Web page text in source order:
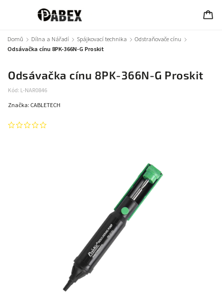
Domů / Dílna a Nářadí / Spájkovací technika / Odstraňovače cínu /
Odsávačka cínu 8PK-366N-G Proskit
Odsávačka cínu 8PK-366N-G Proskit
Kód: L-NAR0846
Značka: CABLETECH